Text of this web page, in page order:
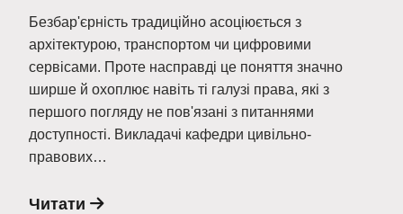
Безбар'єрність традиційно асоціюється з
архітектурою, транспортом чи цифровими
сервісами. Проте насправді це поняття значно
ширше й охоплює навіть ті галузі права, які з
першого погляду не пов'язані з питаннями
доступності. Викладачі кафедри цивільно-
правових…
Читати